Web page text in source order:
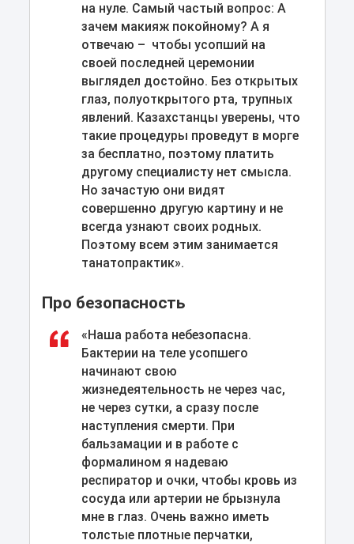
на нуле. Самый частый вопрос: А
зачем макияж покойному? А я
отвечаю – чтобы усопший на
своей последней церемонии
выглядел достойно. Без открытых
глаз, полуоткрытого рта, трупных
явлений. Казахстанцы уверены, что
такие процедуры проведут в морге
за бесплатно, поэтому платить
другому специалисту нет смысла.
Но зачастую они видят
совершенно другую картину и не
всегда узнают своих родных.
Поэтому всем этим занимается
танатопрактик».
Про безопасность
«Наша работа небезопасна.
Бактерии на теле усопшего
начинают свою
жизнедеятельность не через час,
не через сутки, а сразу после
наступления смерти. При
бальзамации и в работе с
формалином я надеваю
респиратор и очки, чтобы кровь из
сосуда или артерии не брызнула
мне в глаз. Очень важно иметь
толстые плотные перчатки,